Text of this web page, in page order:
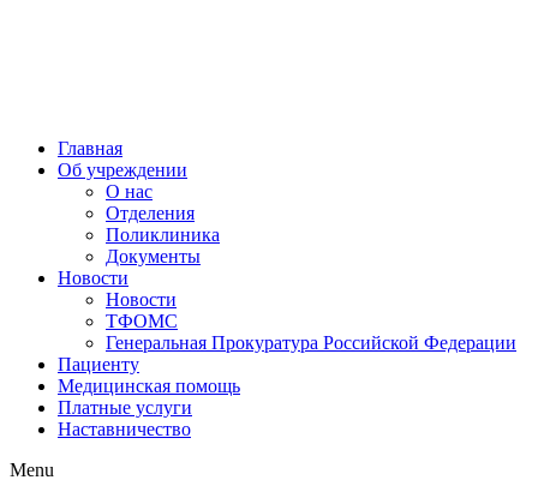
Главная
Об учреждении
О нас
Отделения
Поликлиника
Документы
Новости
Новости
ТФОМС
Генеральная Прокуратура Российской Федерации
Пациенту
Медицинская помощь
Платные услуги
Наставничество
Menu